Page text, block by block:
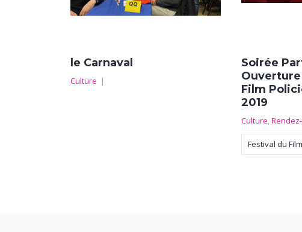
le Carnaval
Culture |
Soirée
Film
2019
Culture,
Festival du